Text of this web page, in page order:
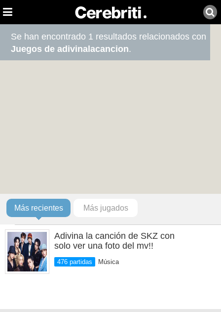
Se han encontrado 1 resultados relacionados con
Juegos de adivinalacancion.
Más recientes Más jugados
Adivina la canción de SKZ con
solo ver una foto del mv!!
476 partidas Música